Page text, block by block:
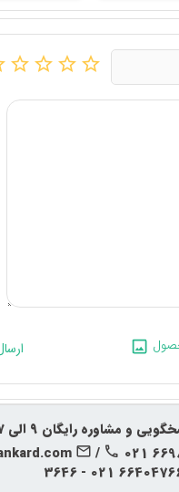
و مشاوره رایگان ۹ الی ۱۷
/
021
3646 - 021